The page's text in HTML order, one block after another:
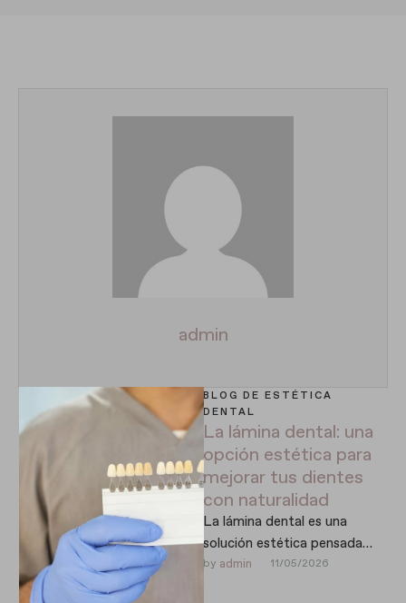
admin
BLOG DE ESTÉTICA
DENTAL
La lámina dental: una
opción estética para
mejorar tus dientes
con naturalidad
La lámina dental es una
solución estética pensada
para mejorar la apariencia de
by admin 11/05/2026